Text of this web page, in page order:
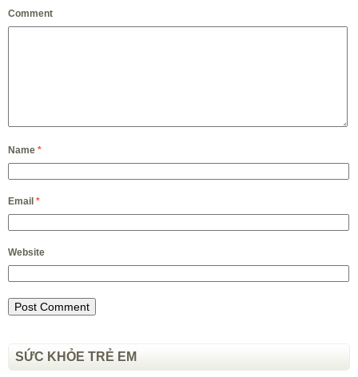
Comment
Name *
Email *
Website
SỨC KHỎE TRẺ EM